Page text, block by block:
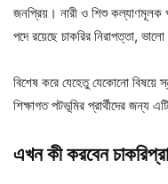
জনপ্রিয়। নারী ও শিশু কল্যাণমূলক
পদে রয়েছে চাকরির নিরাপত্তা,
বিশেষ করে যেহেতু যেকোনো বিষয়ে
শিক্ষাগত পটভূমির প্রার্থীদের জন্য
এখনকীকরবেন